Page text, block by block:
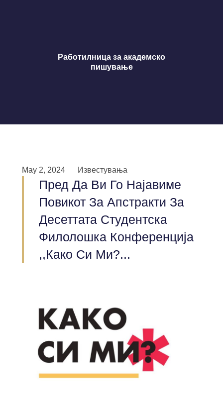
Работилница за академско
пишување
May 2, 2024 Известувања
Пред Да Ви Го Најавиме
Повикот За Апстракти За
Десеттата Студентска
Филолошка Конференција
,,Како Си Ми?...